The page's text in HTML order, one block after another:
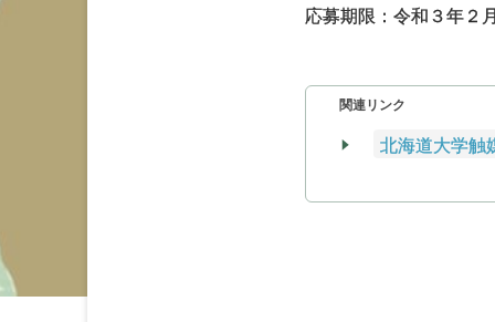
応募期限：令和３年２
関連リンク
北海道大学触